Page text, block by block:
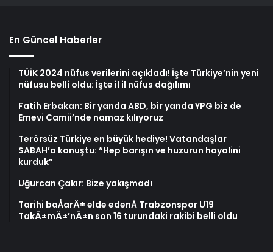
En Güncel Haberler
TÜİK 2024 nüfus verilerini açıkladı! İşte Türkiye’nin yeni
nüfusu belli oldu: İşte il il nüfus dağılımı
Fatih Erbakan: Bir yanda ABD, bir yanda YPG biz de
Emevi Camii’nde namaz kılıyoruz
Terörsüz Türkiye en büyük hediye! Vatandaşlar
SABAH’a konuştu: “Hep barışın ve huzurun hayalini
kurduk”
Uğurcan Çakır: Bize yakışmadı
Tarihi baÅarÄ± elde edenÂ Trabzonspor U19
TakÄ±mÄ±’nÄ±n son 16 turundaki rakibi belli oldu